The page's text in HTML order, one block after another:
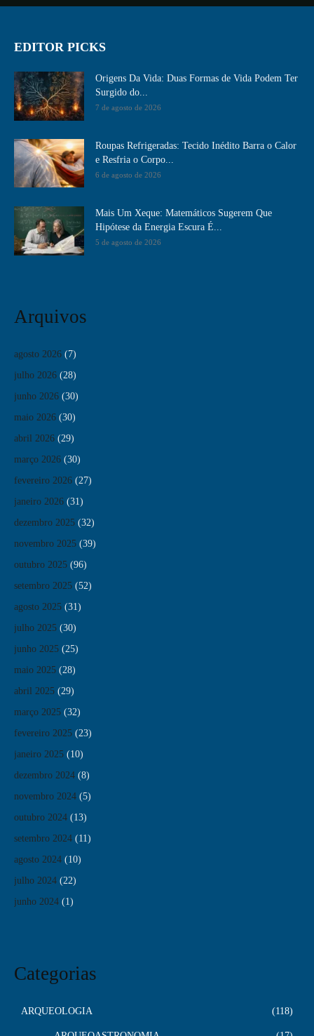
EDITOR PICKS
Origens Da Vida: Duas Formas de Vida Podem Ter
Surgido do...
7 de agosto de 2026
Roupas Refrigeradas: Tecido Inédito Barra o Calor
e Resfria o Corpo...
6 de agosto de 2026
Mais Um Xeque: Matemáticos Sugerem Que
Hipótese da Energia Escura É...
5 de agosto de 2026
Arquivos
agosto 2026 (7)
julho 2026 (28)
junho 2026 (30)
maio 2026 (30)
abril 2026 (29)
março 2026 (30)
fevereiro 2026 (27)
janeiro 2026 (31)
dezembro 2025 (32)
novembro 2025 (39)
outubro 2025 (96)
setembro 2025 (52)
agosto 2025 (31)
julho 2025 (30)
junho 2025 (25)
maio 2025 (28)
abril 2025 (29)
março 2025 (32)
fevereiro 2025 (23)
janeiro 2025 (10)
dezembro 2024 (8)
novembro 2024 (5)
outubro 2024 (13)
setembro 2024 (11)
agosto 2024 (10)
julho 2024 (22)
junho 2024 (1)
Categorias
ARQUEOLOGIA 118